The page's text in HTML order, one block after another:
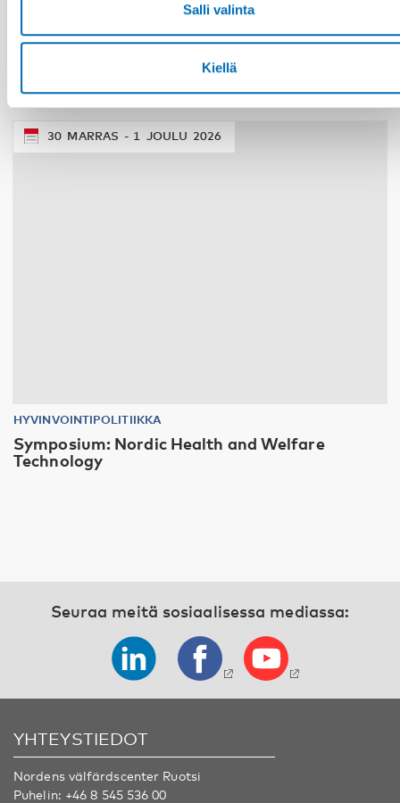
Salli valinta
Kiellä
Distance spanning solutions in health care and
care: Climate impacts and sustainability
30 MARRAS 1 JOULU 2026
HYVINVOINTIPOLITIIKKA
Symposium: Nordic Health and Welfare
Technology
Seuraa meitä sosiaalisessa mediassa:
YHTEYSTIEDOT
Nordens välfärdscenter Ruotsi
Puhelin: +46 8 545 536 00